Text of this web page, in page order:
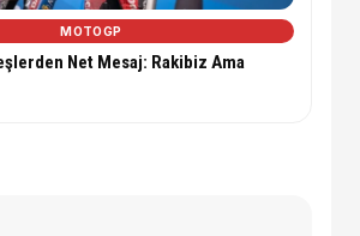
MOTOGP
Net Mesaj: Rakibiz Ama